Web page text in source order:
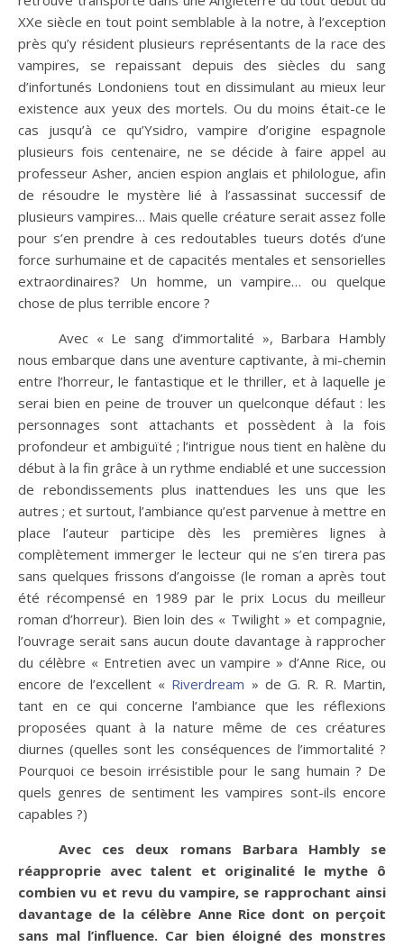
XXe siècle en tout point semblable à la notre, à l’exception
près qu’y résident plusieurs représentants de la race des
vampires, se repaissant depuis des siècles du sang
d’infortunés Londoniens tout en dissimulant au mieux leur
existence aux yeux des mortels. Ou du moins était-ce le
cas jusqu’à ce qu’Ysidro, vampire d’origine espagnole
plusieurs fois centenaire, ne se décide à faire appel au
professeur Asher, ancien espion anglais et philologue, afin
de résoudre le mystère lié à l’assassinat successif de
plusieurs vampires… Mais quelle créature serait assez folle
pour s’en prendre à ces redoutables tueurs dotés d’une
force surhumaine et de capacités mentales et sensorielles
extraordinaires? Un homme, un vampire… ou quelque
chose de plus terrible encore ?
Avec « Le sang d’immortalité », Barbara Hambly
nous embarque dans une aventure captivante, à mi-chemin
entre l’horreur, le fantastique et le thriller, et à laquelle je
serai bien en peine de trouver un quelconque défaut : les
personnages sont attachants et possèdent à la fois
profondeur et ambiguïté ; l’intrigue nous tient en halène du
début à la fin grâce à un rythme endiablé et une succession
de rebondissements plus inattendues les uns que les
autres ; et surtout, l’ambiance qu’est parvenue à mettre en
place l’auteur participe dès les premières lignes à
complètement immerger le lecteur qui ne s’en tirera pas
sans quelques frissons d’angoisse (le roman a après tout
été récompensé en 1989 par le prix Locus du meilleur
roman d’horreur). Bien loin des « Twilight » et compagnie,
l’ouvrage serait sans aucun doute davantage à rapprocher
du célèbre « Entretien avec un vampire » d’Anne Rice, ou
encore de l’excellent « Riverdream » de G. R. R. Martin,
tant en ce qui concerne l’ambiance que les réflexions
proposées quant à la nature même de ces créatures
diurnes (quelles sont les conséquences de l’immortalité ?
Pourquoi ce besoin irrésistible pour le sang humain ? De
quels genres de sentiment les vampires sont-ils encore
capables ?)
Avec ces deux romans Barbara Hambly se
réapproprie avec talent et originalité le mythe ô
combien vu et revu du vampire, se rapprochant ainsi
davantage de la célèbre Anne Rice dont on perçoit
sans mal l’influence. Car bien éloigné des monstres